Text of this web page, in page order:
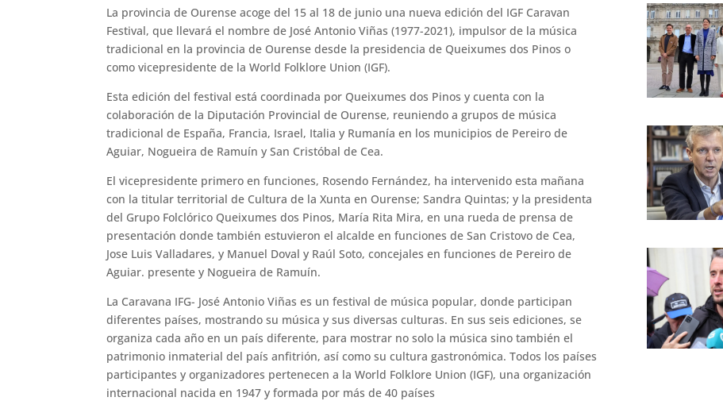
La provincia de Ourense acoge del 15 al 18 de junio una nueva edición del IGF Caravan
Festival, que llevará el nombre de José Antonio Viñas (1977-2021), impulsor de la música
tradicional en la provincia de Ourense desde la presidencia de Queixumes dos Pinos o
como vicepresidente de la World Folklore Union (IGF).
Esta edición del festival está coordinada por Queixumes dos Pinos y cuenta con la
colaboración de la Diputación Provincial de Ourense, reuniendo a grupos de música
tradicional de España, Francia, Israel, Italia y Rumanía en los municipios de Pereiro de
Aguiar, Nogueira de Ramuín y San Cristóbal de Cea.
El vicepresidente primero en funciones, Rosendo Fernández, ha intervenido esta mañana
con la titular territorial de Cultura de la Xunta en Ourense; Sandra Quintas; y la presidenta
del Grupo Folclórico Queixumes dos Pinos, María Rita Mira, en una rueda de prensa de
presentación donde también estuvieron el alcalde en funciones de San Cristovo de Cea,
Jose Luis Valladares, y Manuel Doval y Raúl Soto, concejales en funciones de Pereiro de
Aguiar. presente y Nogueira de Ramuín.
La Caravana IFG- José Antonio Viñas es un festival de música popular, donde participan
diferentes países, mostrando su música y sus diversas culturas. En sus seis ediciones, se
organiza cada año en un país diferente, para mostrar no solo la música sino también el
patrimonio inmaterial del país anfitrión, así como su cultura gastronómica. Todos los países
participantes y organizadores pertenecen a la World Folklore Union (IGF), una organización
internacional nacida en 1947 y formada por más de 40 países